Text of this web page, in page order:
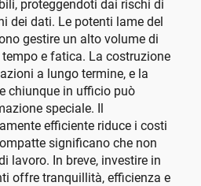
proteggendoti dai rischi di
dei dati. Le potenti lame del
gestire un alto volume di
e fatica. La costruzione
a lungo termine, e la
chiunque in ufficio può
speciale. Il
efficiente riduce i costi
significano che non
lavoro. In breve, investire in
offre tranquillità, efficienza e